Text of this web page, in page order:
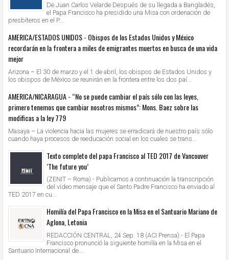
De Juan Carlos Velarde Después de su llegada a Bangladés,
el Papa Francisco ha presidido una Misa con ordenación de
presbíteros en el P...
AMERICA/ESTADOS UNIDOS - Obispos de los Estados Unidos y México
recordarán en la frontera a miles de emigrantes muertos en busca de una vida
mejor
Arizona – El 30 de marzo y el 1 de abril, los obispos de Estados Unidos y
los obispos de México se reunirán en la frontera entre los dos paí...
AMERICA/NICARAGUA - “No se puede cambiar el país sólo con las leyes,
primero tenemos que cambiar nosotros mismos”: Mons. Baez sobre las
modificas a la ley 779
Masaya – La violencia hacia las mujeres se erradicará de nuestro país sólo
cuando haya procesos de reeducación social en los cuales se trans...
Texto completo del papa Francisco al TED 2017 de Vancouver
‘The future you’
(ZENIT – Roma).- Publicamos a continuación la transcripción
del vídeo mensaje que el Santo Padre Francisco ha enviado al
TED 2017 en cu...
Homilía del Papa Francisco en la Misa en el Santuario Mariano de
Aglona, Letonia
REDACCIÓN CENTRAL, 24 Sep. 18 (ACI Prensa).- El Papa
Francisco pronunció la siguiente homilía en la Misa en el
Santuario Internacional de...